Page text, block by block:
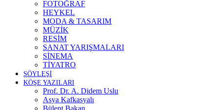
FOTOĞRAF
HEYKEL
MODA & TASARIM
MÜZİK
RESİM
SANAT YARIŞMALARI
SİNEMA
TİYATRO
SÖYLEŞİ
KÖŞE YAZILARI
Prof. Dr. A. Didem Uslu
Asya Kafkasyalı
Bülent Bakan